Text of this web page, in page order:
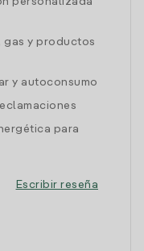
gas y productos
y autoconsumo
para
Escribir reseña